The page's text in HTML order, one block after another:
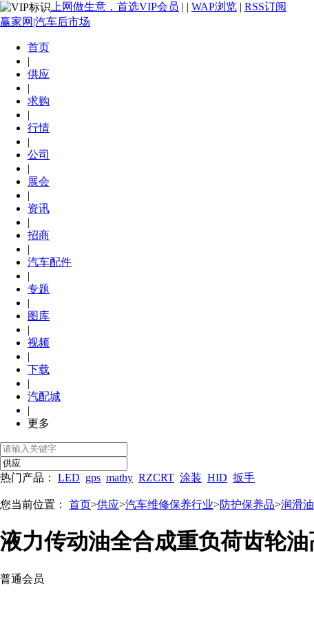
上网做生意，首选VIP会员 | | WAP浏览 | RSS订阅
赢家网|汽车后市场
首页
|
供应
|
求购
|
行情
|
公司
|
展会
|
资讯
|
招商
|
汽车配件
|
专题
|
图库
|
视频
|
下载
|
汽配城
|
更多
热门产品： LED gps mathy RZCRT 涂装 HID 扳手
您当前位置： 首页>供应>汽车维修保养行业>防护保养品>润滑
液力传动油全合成重负荷齿轮
普通会员